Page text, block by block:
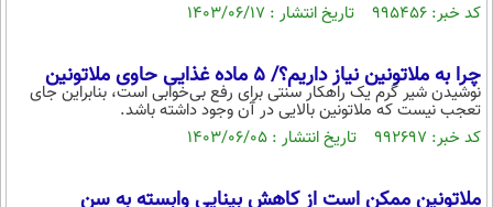
کد خبر: ۹۹۵۴۵۶ تاریخ انتشار : ۱۴۰۳/۰۶/۱۷
چرا به ملاتونین نیاز داریم؟/ ۵ ماده غذایی حاوی ملاتونین
نوشیدن شیر گرم یک راهکار سنتی برای رفع بی‌خوابی است، بنابراین جای
تعجب نیست که ملاتونین بالایی در آن وجود داشته باشد.
کد خبر: ۹۹۲۶۹۷ تاریخ انتشار : ۱۴۰۳/۰۶/۰۵
ملاتونین ممکن است از کاهش بینایی وابسته به سن